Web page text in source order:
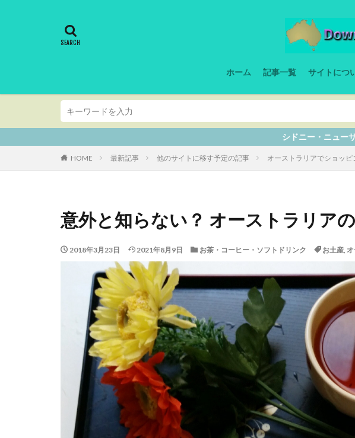
ホーム 記事一覧 サイトにつ
シドニー・ニューサウスウェルズ州の記
HOME 最新記事 他のサイトに移す予定の記事 オーストラリアでショッピ
意外と知らない？ オーストラリア
2018年3月23日 2021年8月9日 お茶・コーヒー・ソフトドリンク お土産,